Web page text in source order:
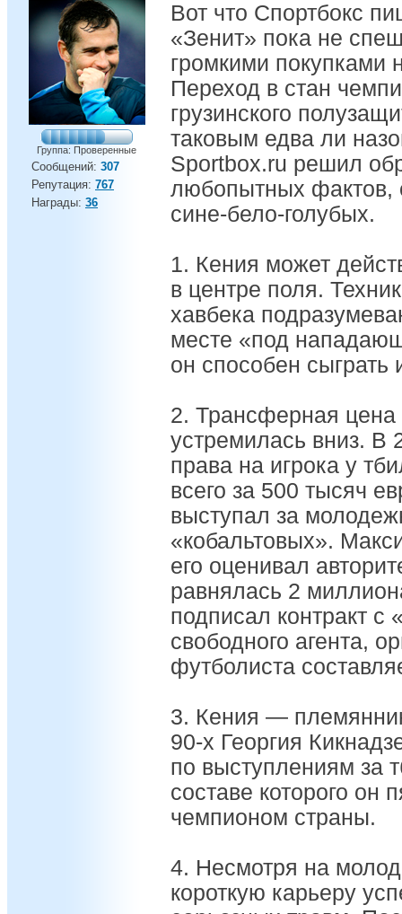
Группа: Проверенные
Сообщений: 307
Репутация: 767
Награды: 36
Вот что Спортбокс
«Зенит» пока не
громкими покупками
Переход в стан
грузинского
таковым едва ли
Sportbox.ru решил
любопытных фактов,
сине-бело-голубых.
1. Кения может
в центре поля.
хавбека
месте «под
он способен сыграть
2. Трансферная цена
устремилась вниз. В
права на игрока у
всего за 500 тысяч
выступал за
«кобальтовых».
его оценивал
равнялась 2
подписал контракт с
свободного агента,
футболиста
3. Кения —
90-х Георгия
по выступлениям за
составе которого он
чемпионом страны.
4. Несмотря на
короткую карьеру